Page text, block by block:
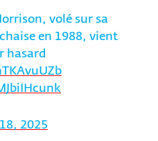
volé sur sa
en 1988, vient
hasard
2025